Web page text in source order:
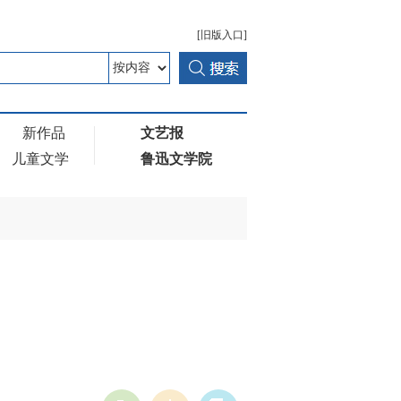
[旧版入口]
新作品
儿童文学
文艺报
鲁迅文学院